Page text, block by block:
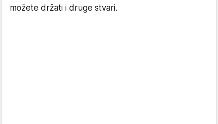
možete držati i druge stvari.